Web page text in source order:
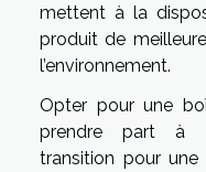
mettent à la
produit de
l’environnement.
Opter pour une
prendre part à
transition pour une